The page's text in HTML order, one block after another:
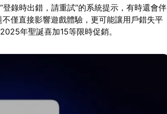
錄時出錯，請重試”的系統提示，有時還會伴
僅直接影響遊戲體驗，更可能讓用戶錯失平
年聖誕喜加15等限時促銷。